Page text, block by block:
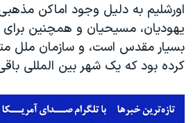
اورشلیم به دلیل وجود اماکن
یهودیان، مسیحیان و همچنین
بسیار مقدس است، و سازمان ملل
کرده بود که یک شهر بین المللی